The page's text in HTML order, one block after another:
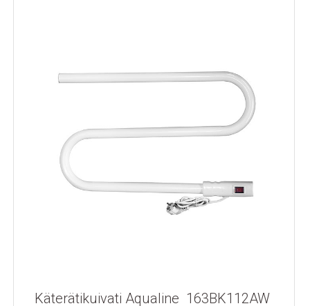
Käterätikuivati Aqualine 163BK112AW